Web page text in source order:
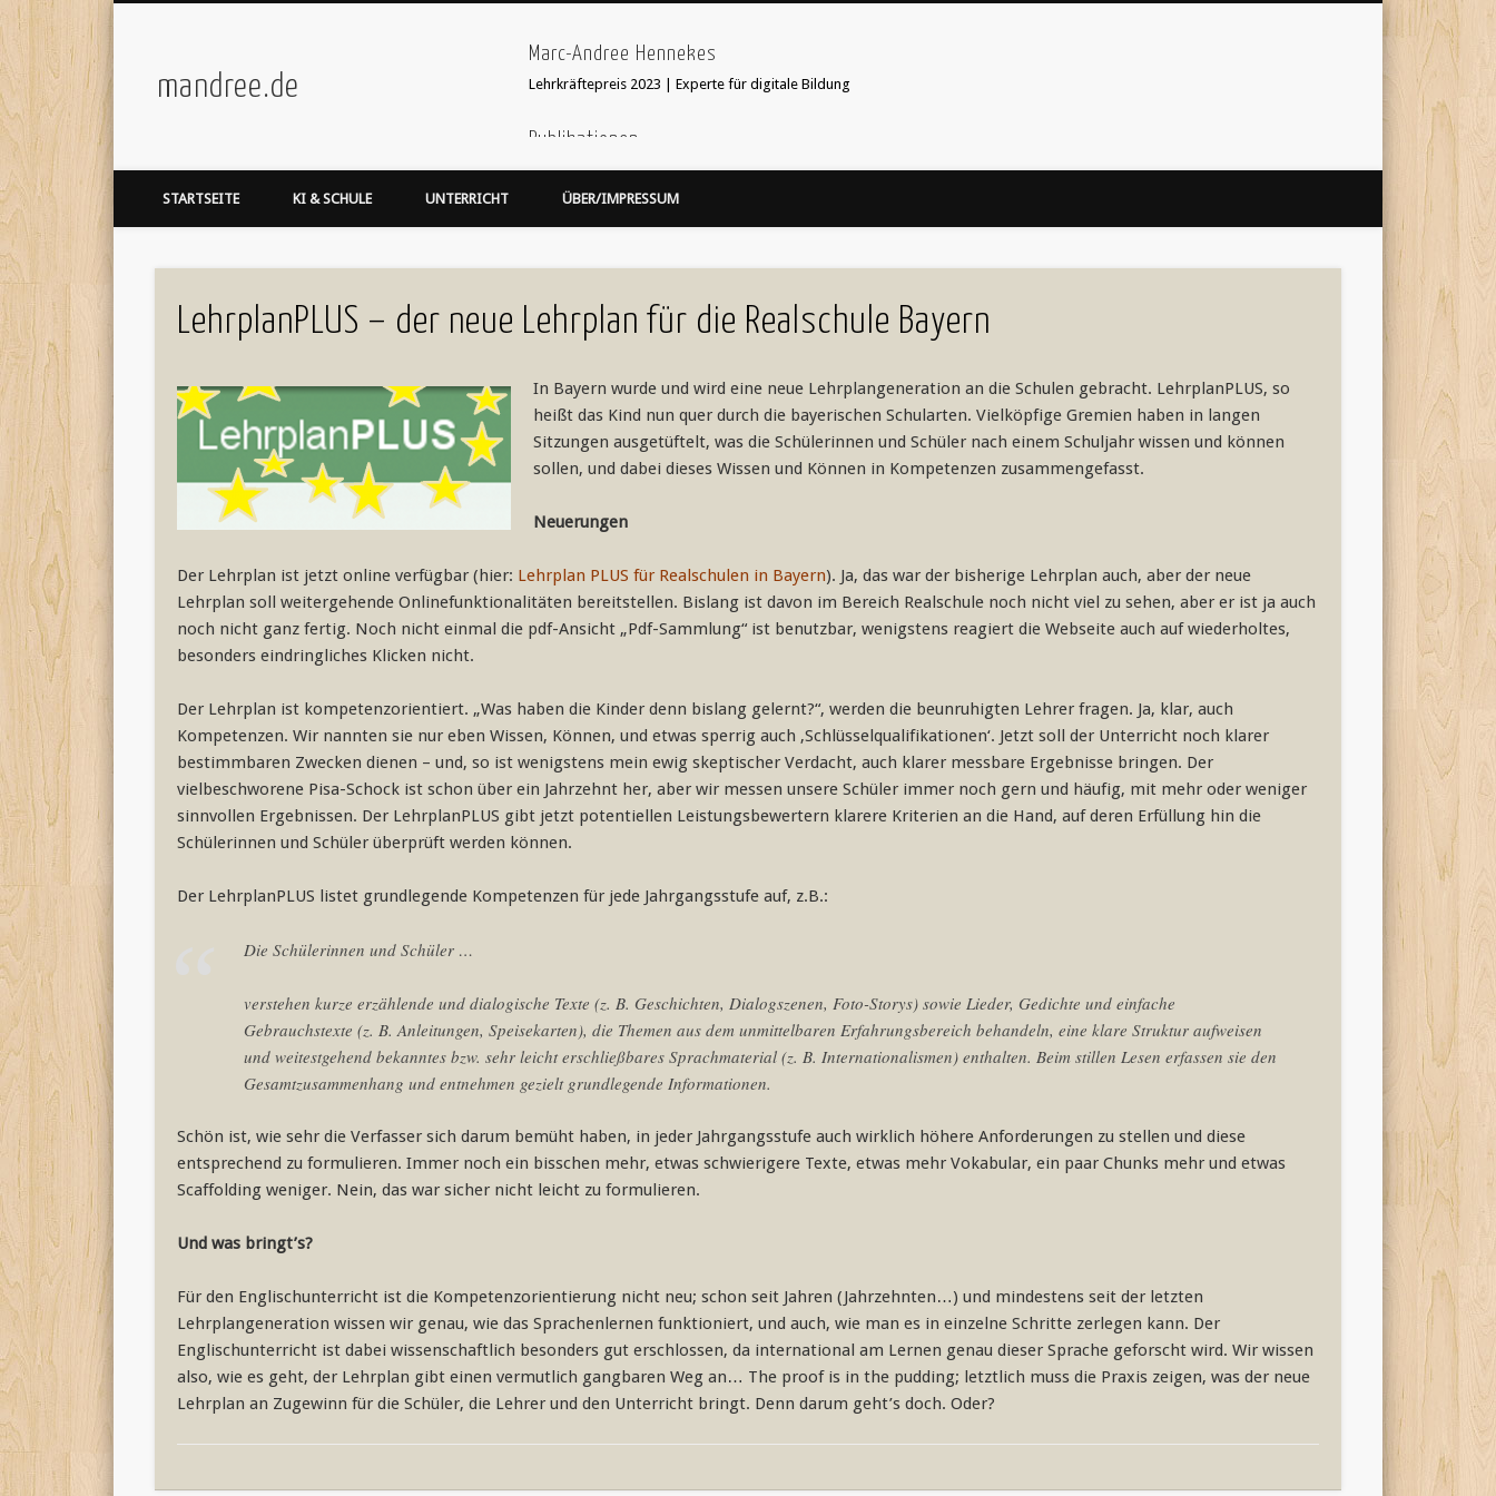
mandree.de
Marc-Andree Hennekes
Lehrkräftepreis 2023 | Experte für digitale Bildung
Publikationen
33 Ideen digitale Medien Englisch - step-by-step webcoach. Recherche im Internet
'Stop Motion Filme im Unterricht' in 'Web 2.0 im Fremdsprachenunterricht'
STARTSEITE KI & SCHULE UNTERRICHT ÜBER/IMPRESSUM
LehrplanPLUS – der neue Lehrplan für die Realschule Bayern
In Bayern wurde und wird eine neue Lehrplangeneration an die Schulen gebracht. LehrplanPLUS, so
heißt das Kind nun quer durch die bayerischen Schularten. Vielköpfige Gremien haben in langen
Sitzungen ausgetüftelt, was die Schülerinnen und Schüler nach einem Schuljahr wissen und können
sollen, und dabei dieses Wissen und Können in Kompetenzen zusammengefasst.
Neuerungen
Der Lehrplan ist jetzt online verfügbar (hier: Lehrplan PLUS für Realschulen in Bayern). Ja, das war der bisherige Lehrplan auch, aber der neue
Lehrplan soll weitergehende Onlinefunktionalitäten bereitstellen. Bislang ist davon im Bereich Realschule noch nicht viel zu sehen, aber er ist ja auch
noch nicht ganz fertig. Noch nicht einmal die pdf-Ansicht „Pdf-Sammlung“ ist benutzbar, wenigstens reagiert die Webseite auch auf wiederholtes,
besonders eindringliches Klicken nicht.
Der Lehrplan ist kompetenzorientiert. „Was haben die Kinder denn bislang gelernt?“, werden die beunruhigten Lehrer fragen. Ja, klar, auch
Kompetenzen. Wir nannten sie nur eben Wissen, Können, und etwas sperrig auch ‚Schlüsselqualifikationen‘. Jetzt soll der Unterricht noch klarer
bestimmbaren Zwecken dienen – und, so ist wenigstens mein ewig skeptischer Verdacht, auch klarer messbare Ergebnisse bringen. Der
vielbeschworene Pisa-Schock ist schon über ein Jahrzehnt her, aber wir messen unsere Schüler immer noch gern und häufig, mit mehr oder weniger
sinnvollen Ergebnissen. Der LehrplanPLUS gibt jetzt potentiellen Leistungsbewertern klarere Kriterien an die Hand, auf deren Erfüllung hin die
Schülerinnen und Schüler überprüft werden können.
Der LehrplanPLUS listet grundlegende Kompetenzen für jede Jahrgangsstufe auf, z.B.:
Die Schülerinnen und Schüler …
verstehen kurze erzählende und dialogische Texte (z. B. Geschichten, Dialogszenen, Foto-Storys) sowie Lieder, Gedichte und einfache
Gebrauchstexte (z. B. Anleitungen, Speisekarten), die Themen aus dem unmittelbaren Erfahrungsbereich behandeln, eine klare Struktur aufweisen
und weitestgehend bekanntes bzw. sehr leicht erschließbares Sprachmaterial (z. B. Internationalismen) enthalten. Beim stillen Lesen erfassen sie den
Gesamtzusammenhang und entnehmen gezielt grundlegende Informationen.
Schön ist, wie sehr die Verfasser sich darum bemüht haben, in jeder Jahrgangsstufe auch wirklich höhere Anforderungen zu stellen und diese
entsprechend zu formulieren. Immer noch ein bisschen mehr, etwas schwierigere Texte, etwas mehr Vokabular, ein paar Chunks mehr und etwas
Scaffolding weniger. Nein, das war sicher nicht leicht zu formulieren.
Und was bringt’s?
Für den Englischunterricht ist die Kompetenzorientierung nicht neu; schon seit Jahren (Jahrzehnten…) und mindestens seit der letzten
Lehrplangeneration wissen wir genau, wie das Sprachenlernen funktioniert, und auch, wie man es in einzelne Schritte zerlegen kann. Der
Englischunterricht ist dabei wissenschaftlich besonders gut erschlossen, da international am Lernen genau dieser Sprache geforscht wird. Wir wissen
also, wie es geht, der Lehrplan gibt einen vermutlich gangbaren Weg an… The proof is in the pudding; letztlich muss die Praxis zeigen, was der neue
Lehrplan an Zugewinn für die Schüler, die Lehrer und den Unterricht bringt. Denn darum geht’s doch. Oder?